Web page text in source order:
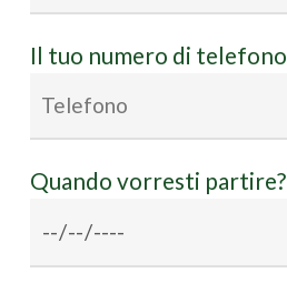
Il tuo numero di telefono
Quando vorresti partire?